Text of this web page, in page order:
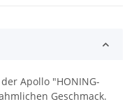
Apollo "HONING-
Geschmack.